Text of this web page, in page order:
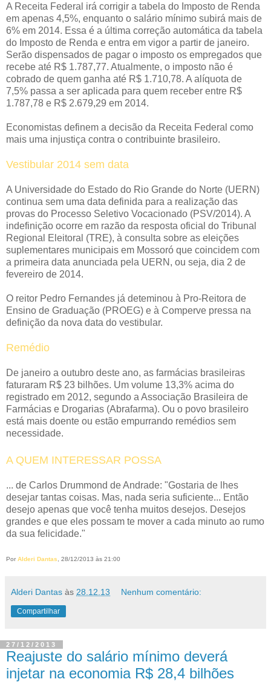
A Receita Federal irá corrigir a tabela do Imposto de Renda
em apenas 4,5%, enquanto o salário mínimo subirá mais de
6% em 2014. Essa é a última correção automática da tabela
do Imposto de Renda e entra em vigor a partir de janeiro.
Serão dispensados de pagar o imposto os empregados que
recebe até R$ 1.787,77. Atualmente, o imposto não é
cobrado de quem ganha até R$ 1.710,78. A alíquota de
7,5% passa a ser aplicada para quem receber entre R$
1.787,78 e R$ 2.679,29 em 2014.
Economistas definem a decisão da Receita Federal como
mais uma injustiça contra o contribuinte brasileiro.
Vestibular 2014 sem data
A Universidade do Estado do Rio Grande do Norte (UERN)
continua sem uma data definida para a realização das
provas do Processo Seletivo Vocacionado (PSV/2014). A
indefinição ocorre em razão da resposta oficial do Tribunal
Regional Eleitoral (TRE), à consulta sobre as eleições
suplementares municipais em Mossoró que coincidem com
a primeira data anunciada pela UERN, ou seja, dia 2 de
fevereiro de 2014.
O reitor Pedro Fernandes já deteminou à Pro-Reitora de
Ensino de Graduação (PROEG) e à Comperve pressa na
definição da nova data do vestibular.
Remédio
De janeiro a outubro deste ano, as farmácias brasileiras
faturaram R$ 23 bilhões. Um volume 13,3% acima do
registrado em 2012, segundo a Associação Brasileira de
Farmácias e Drogarias (Abrafarma). Ou o povo brasileiro
está mais doente ou estão empurrando remédios sem
necessidade.
A QUEM INTERESSAR POSSA
... de Carlos Drummond de Andrade: "Gostaria de lhes
desejar tantas coisas. Mas, nada seria suficiente... Então
desejo apenas que você tenha muitos desejos. Desejos
grandes e que eles possam te mover a cada minuto ao rumo
da sua felicidade."
Por Alderi Dantas , 28/12/2013 às 21:00
Alderi Dantas às 28.12.13 Nenhum comentário:
Compartilhar
27/12/2013
Reajuste do salário mínimo deverá
injetar na economia R$ 28,4 bilhões